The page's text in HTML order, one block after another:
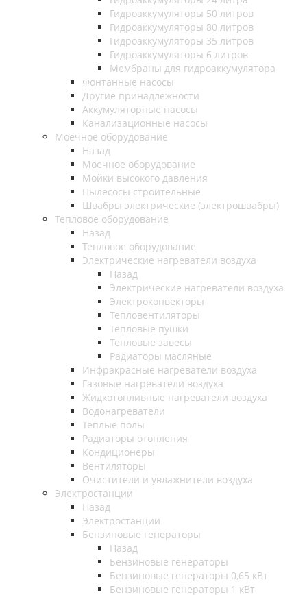
Гидроаккумуляторы 50 литров
Гидроаккумуляторы 80 литров
Гидроаккумуляторы 35 литров
Гидроаккумуляторы 6 литров
Мембраны для гидроаккумулятора
Фонтанные насосы
Другие принадлежности
Аккумуляторные насосы
Канализационные насосы
Моечное оборудование
Назад
Моечное оборудование
Мойки высокого давления
Пылесосы строительные
Швабры электрические (электрошвабры)
Тепловое оборудование
Назад
Тепловое оборудование
Электрические нагреватели воздуха
Назад
Электрические нагреватели воздуха
Электроконвекторы
Тепловентиляторы
Тепловые пушки
Тепловые завесы
Радиаторы масляные
Инфракрасные нагреватели воздуха
Газовые нагреватели воздуха
Жидкотопливные нагреватели воздуха
Водонагреватели
Тёплые полы
Радиаторы отопления
Кондиционеры
Вентиляторы
Очистители и увлажнители воздуха
Электростанции
Назад
Электростанции
Бензиновые генераторы
Назад
Бензиновые генераторы
Бензиновые генераторы 0,65 кВт
Бензиновые генераторы 1 кВт